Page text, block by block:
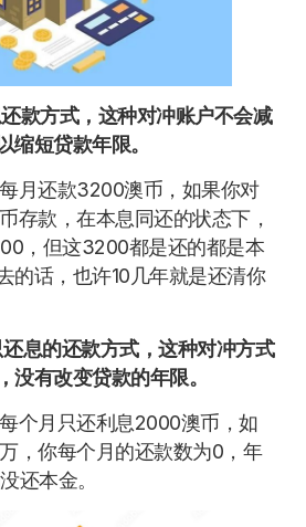
款方式，这种对冲账户不会减
缩短贷款年限。
月还款3200澳币，如果你对
存款，在本息同还的状态下，
，但这3200都是还的都是本
的话，也许10几年就是还清你
息的还款方式，这种对冲方式
没有改变贷款的年限。
个月只还利息2000澳币，如
，你每个月的还款数为0，年
还本金。